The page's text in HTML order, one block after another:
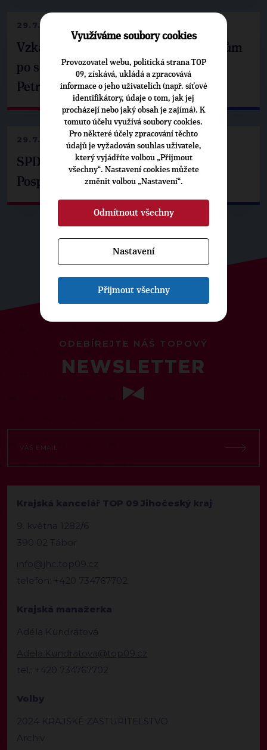
29.7.2026
Vzkaz Matěje Ondřeje Havla příznivcům
po setkání s prezidentem republiky
Petrem Pavlem
29.7.2026
SPD už není ve zprávě o extremismu.
Pospíšil: Je tu pachuť
ODEBÍREJTE NÁŠ TOPOVÝ
NEWSLETTER
Krajská kancelář TOP 09 Jihočeský kraj
9. května 1282/6
390 02 Tábor
info@jhc.top09.cz
telefon: +420 734767702
Krajská manažerka
Adéla Kundrátová
Adela.Kundratova@top09.cz
tel.: +420 734767702
Volby
2024 KRAJSKÉ ZASTUPITELSTVO
Archiv
Využíváme soubory cookies
Provozovatel webu, politická strana TOP
09, získává, ukládá a zpracovává
informace o jeho uživatelích (např. síťové
identifikátory, údaje o tom, jak jej
procházejí nebo jaký obsah je zajímá). K
tomuto účelu využívá soubory cookies.
Pro některé účely zpracování těchto
údajů je vyžadován souhlas uživatele,
který vyjádříte volbou „Přijmout
všechny“. Nastavení cookies můžete
změnit volbou „Nastavení“.
Odmítnout všechny
Nastavení
Přijmout všechny